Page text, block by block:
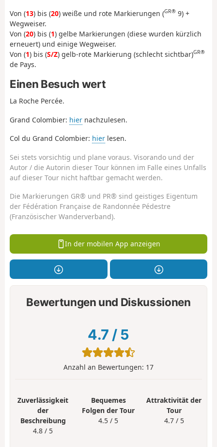
Von (13) bis (20) weiße und rote Markierungen (GR® 9) +
Wegweiser.
Von (20) bis (1) gelbe Markierungen (diese wurden kürzlich
erneuert) und einige Wegweiser.
Von (1) bis (S/Z) gelb-rote Markierung (schlecht sichtbar)GR®
de Pays.
Einen Besuch wert
La Roche Percée.
Grand Colombier: hier nachzulesen.
Col du Grand Colombier: hier lesen.
Sei stets vorsichtig und plane voraus. Visorando und der
Autor / die Autorin dieser Tour können im Falle eines Unfalls
auf dieser Tour nicht haftbar gemacht werden.
Die Markierungen GR® und PR® sind geistiges Eigentum
der Fédération Française de Randonnée Pédestre
(Französischer Wanderverband).
In der mobilen App anzeigen
Bewertungen und Diskussionen
4.7 / 5
Anzahl an Bewertungen: 17
Zuverlässigkeit
der
Beschreibung
4.8 / 5
Bequemes
Folgen der Tour
4.5 / 5
Attraktivität der
Tour
4.7 / 5